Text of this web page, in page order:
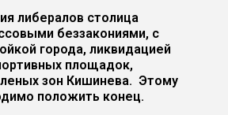
либералов столица
беззакониями, с
города, ликвидацией
площадок,
зон Кишинева. Этому
положить конец.